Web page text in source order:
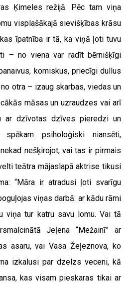
Ķimeles režijā. Pēc tam viņa
visplašākajā sievišķības krāsu
īpatnība ir tā, ka viņā ļoti tuvu
– no viena var radīt bērnišķīgi
komiskus, priecīgi dullus
otra – izaug skarbas, viedas un
māsas un uzraudzes vai arī
ar dzīvotas dzīves pieredzi un
psiholoģiski niansēti,
nešķirojot, vai tas ir pirmais
teātra mājaslapā aktrise tikusi
“Māra ir atradusi ļoti svarīgu
viņas darbā: ar kādu rāmi
viņa tur katru savu lomu. Vai tā
Jeļena “Mežainī” ar
asaru, vai Vasa Žeļeznova, ko
izkalusi par dzelzs veceni, kā
kas visam pieskaras tikai ar